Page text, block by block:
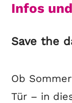
Infos
Save the
Ob
Tür – in